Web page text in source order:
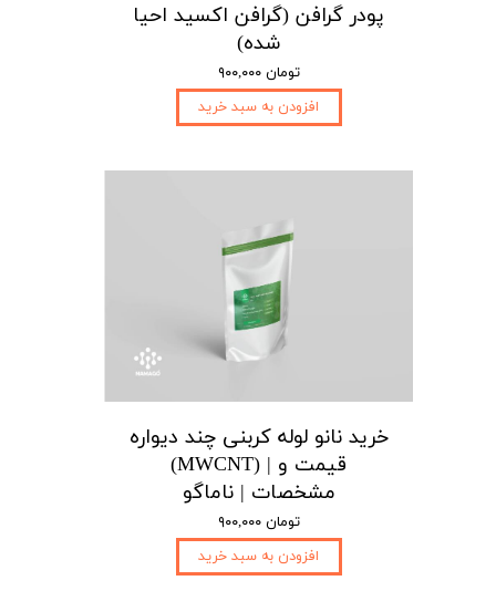
پودر گرافن (گرافن اکسید احیا
شده)
۹۰۰,۰۰۰ تومان
افزودن به سبد خرید
خرید نانو لوله کربنی چند دیواره
(MWCNT) | قیمت و
مشخصات | ناماگو
۹۰۰,۰۰۰ تومان
افزودن به سبد خرید